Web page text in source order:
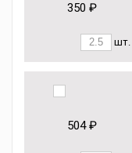
350 ₽
шт.
504 ₽